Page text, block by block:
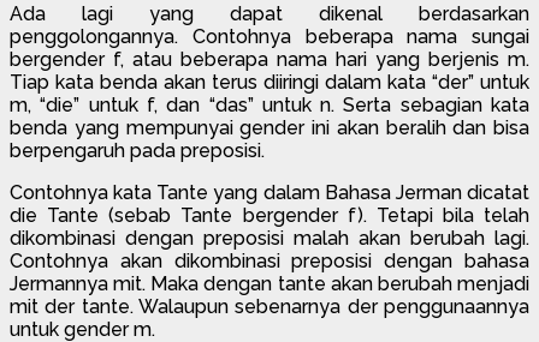
Ada lagi yang dapat dikenal berdasarkan
penggolongannya. Contohnya beberapa nama sungai
bergender f, atau beberapa nama hari yang berjenis m.
Tiap kata benda akan terus diiringi dalam kata “der” untuk
m, “die” untuk f, dan “das” untuk n. Serta sebagian kata
benda yang mempunyai gender ini akan beralih dan bisa
berpengaruh pada preposisi.
Contohnya kata Tante yang dalam Bahasa Jerman dicatat
die Tante (sebab Tante bergender f). Tetapi bila telah
dikombinasi dengan preposisi malah akan berubah lagi.
Contohnya akan dikombinasi preposisi dengan bahasa
Jermannya mit. Maka dengan tante akan berubah menjadi
mit der tante. Walaupun sebenarnya der penggunaannya
untuk gender m.